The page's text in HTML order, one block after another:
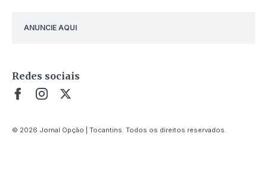
ANUNCIE AQUI
Redes sociais
© 2026 Jornal Opção | Tocantins. Todos os direitos reservados.